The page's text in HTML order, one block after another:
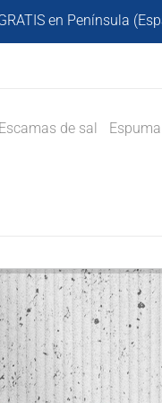
en Península
Escamas de sal